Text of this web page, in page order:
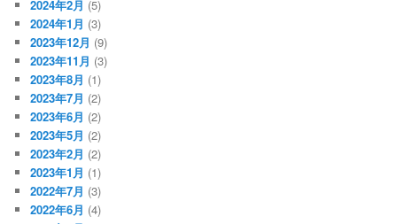
2024年2月 (5)
2024年1月 (3)
2023年12月 (9)
2023年11月 (3)
2023年8月 (1)
2023年7月 (2)
2023年6月 (2)
2023年5月 (2)
2023年2月 (2)
2023年1月 (1)
2022年7月 (3)
2022年6月 (4)